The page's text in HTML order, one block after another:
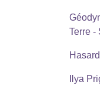
Terre -
Ilya